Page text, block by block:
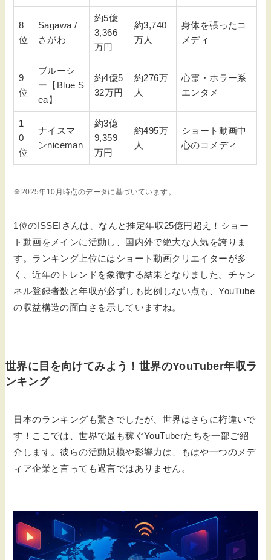
8
位
Sagawa /
さがわ
約5億
3,366
万円
約3,740
万人
身体を張ったコ
メディ
9
位
ブルーシ
ー【Blue S
ea】
約4億5
32万円
約276万
人
心霊・ホラー系
エンタメ
1
0
位
ナイスマ
ンniceman
約3億
9,359
万円
約495万
人
ショート動画中
心のコメディ
※2025年10月時点のデータに基づいています。
1位のISSEIさんは、なんと推定年収25億円超え！ショー
ト動画をメインに活動し、国内外で絶大な人気を誇りま
す。ランキング上位にはショート動画クリエイターが多
く、近年のトレンドを象徴する結果となりました。チャン
ネル登録者数と年収が必ずしも比例しない点も、YouTube
の収益構造の面白さを示していますね。
世界に目を向けてみよう！世界のYouTuber年収ラ
ンキング
日本のランキングも驚きでしたが、世界はさらに桁違いで
す！ここでは、世界で最も稼ぐYouTuberたちを一部ご紹
介します。彼らの活動規模や影響力は、もはや一つのメデ
ィア企業と言っても過言ではありません。